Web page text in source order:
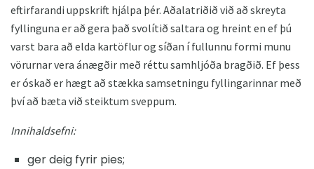
eftirfarandi uppskrift hjálpa þér. Aðalatriðið við að skreyta
fyllinguna er að gera það svolítið saltara og hreint en ef þú
varst bara að elda kartöflur og síðan í fullunnu formi munu
vörurnar vera ánægðir með réttu samhljóða bragðið. Ef þess
er óskað er hægt að stækka samsetningu fyllingarinnar með
því að bæta við steiktum sveppum.
Innihaldsefni:
ger deig fyrir pies;